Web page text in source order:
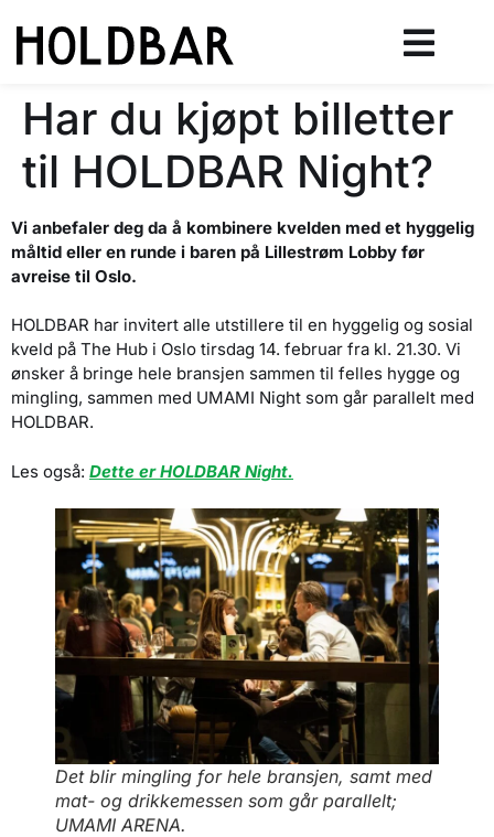
Har du kjøpt billetter
til HOLDBAR Night?
Vi anbefaler deg da å kombinere kvelden med et hyggelig
måltid eller en runde i baren på Lillestrøm Lobby før
avreise til Oslo.
HOLDBAR har invitert alle utstillere til en hyggelig og sosial
kveld på The Hub i Oslo tirsdag 14. februar fra kl. 21.30. Vi
ønsker å bringe hele bransjen sammen til felles hygge og
mingling, sammen med UMAMI Night som går parallelt med
HOLDBAR.
Les også: Dette er HOLDBAR Night.
Det blir mingling for hele bransjen, samt med
mat- og drikkemessen som går parallelt;
UMAMI ARENA.